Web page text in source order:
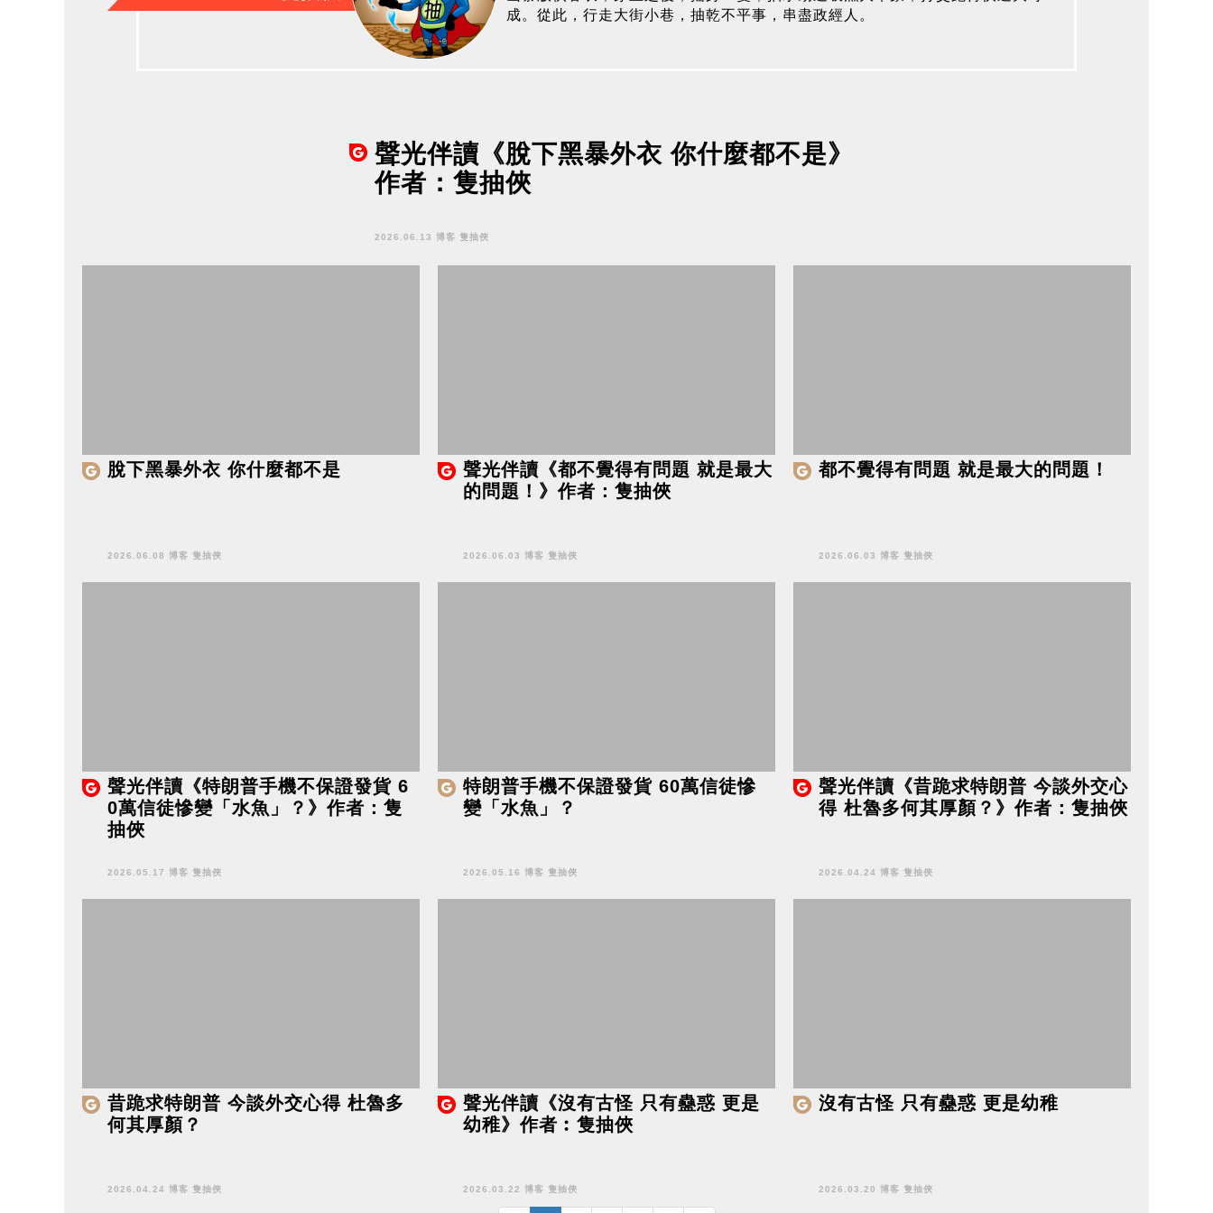
成。從此，行走大街小巷，抽乾不平事，串盡政經人。
聲光伴讀《脫下黑暴外衣 你什麼都不是》
作者：隻抽俠
2026.06.13 博客 隻抽俠
脫下黑暴外衣 你什麼都不是
2026.06.08 博客 隻抽俠
聲光伴讀《都不覺得有問題 就是最大
的問題！》作者：隻抽俠
2026.06.03 博客 隻抽俠
都不覺得有問題 就是最大的問題！
2026.06.03 博客 隻抽俠
聲光伴讀《特朗普手機不保證發貨 6
0萬信徒慘變「水魚」？》作者：隻
抽俠
2026.05.17 博客 隻抽俠
特朗普手機不保證發貨 60萬信徒慘
變「水魚」？
2026.05.16 博客 隻抽俠
聲光伴讀《昔跪求特朗普 今談外交心
得 杜魯多何其厚顏？》作者：隻抽俠
2026.04.24 博客 隻抽俠
昔跪求特朗普 今談外交心得 杜魯多
何其厚顏？
2026.04.24 博客 隻抽俠
聲光伴讀《沒有古怪 只有蠱惑 更是
幼稚》作者︰隻抽俠
2026.03.22 博客 隻抽俠
沒有古怪 只有蠱惑 更是幼稚
2026.03.20 博客 隻抽俠